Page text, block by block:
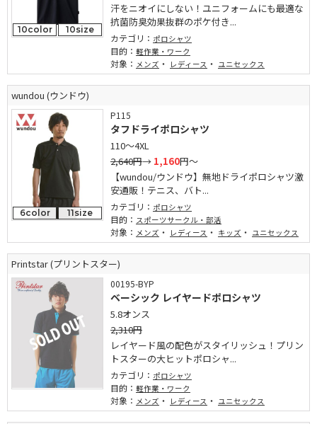
10color 10size
汗をニオイにしない！ユニフォームにも最適な
抗菌防臭効果抜群のポケ付き...
カテゴリ： ポロシャツ
目的： 軽作業・ワーク
対象： メンズ ・ レディース ・ ユニセックス
wundou (ウンドウ)
6color 11size
P115
タフドライポロシャツ
110～4XL
2,640円→ 1,160円～
【wundou/ウンドウ】無地ドライポロシャツ激
安通販！テニス、バト...
カテゴリ： ポロシャツ
目的： スポーツサークル・部活
対象： メンズ ・ レディース ・ キッズ ・ ユニセックス
Printstar (プリントスター)
00195-BYP
ベーシック レイヤードポロシャツ
5.8オンス
2,310円
レイヤード風の配色がスタイリッシュ！プリン
トスターの大ヒットポロシャ...
カテゴリ： ポロシャツ
目的： 軽作業・ワーク
対象： メンズ ・ レディース ・ ユニセックス